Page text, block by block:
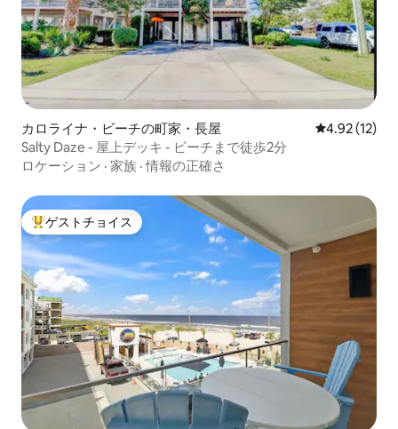
カロライナ・ビーチの町家・長屋 レビュー12
4.92 (12)
Salty Daze - 屋上デッキ - ビーチまで徒歩2分
ロケーション · 家族 ·情報の正確さ
大好評のゲストチョイスです。
ゲストチョイス